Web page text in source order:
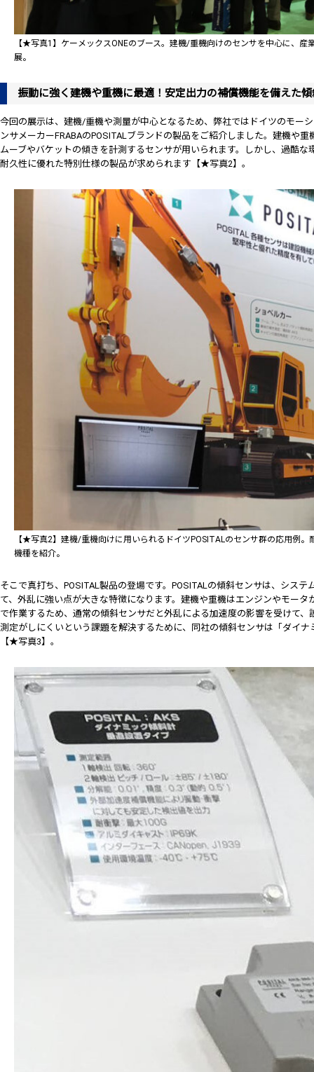
【★写真1】ケーメックスONEのブース。建機/重機向けのセンサを中心に、産
展。
振動に強く建機や重機に最適！安定出力の補償機能を備えた
今回の展示は、建機/重機や測量が中心となるため、弊社ではドイツのモー
ンサメーカーFRABAのPOSITALブランドの製品をご紹介しました。建機や
ムーブやバケットの傾きを計測するセンサが用いられます。しかし、過酷
耐久性に優れた特別仕様の製品が求められます【★写真2】。
【★写真2】建機/重機向けに用いられるドイツPOSITALのセンサ群の応用例
機種を紹介。
そこで真打ち、POSITAL製品の登場です。POSITALの傾斜センサは、シス
て、外乱に強い点が大きな特徴になります。建機や重機はエンジンやモー
で作業するため、通常の傾斜センサだと外乱による加速度の影響を受けて
測定がしにくいという課題を解決するために、同社の傾斜センサは「ダイ
【★写真3】。